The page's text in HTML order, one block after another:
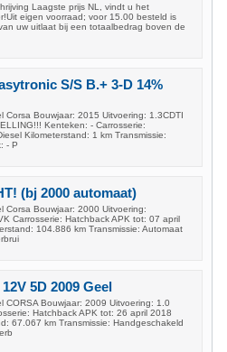
Laagste prijs NL, vindt u het
eigen voorraad; voor 15.00 besteld is
uw uitlaat bij een totaalbedrag boven de
S/S B.+ 3-D 14%
Corsa Bouwjaar: 2015 Uitvoering: 1.3CDTI
Kenteken: - Carrosserie:
Kilometerstand: 1 km Transmissie:
- P
(bj 2000 automaat)
Corsa Bouwjaar: 2000 Uitvoering:
Carrosserie: Hatchback APK tot: 07 april
104.886 km Transmissie: Automaat
5D 2009 Geel
CORSA Bouwjaar: 2009 Uitvoering: 1.0
Hatchback APK tot: 26 april 2018
67.067 km Transmissie: Handgeschakeld